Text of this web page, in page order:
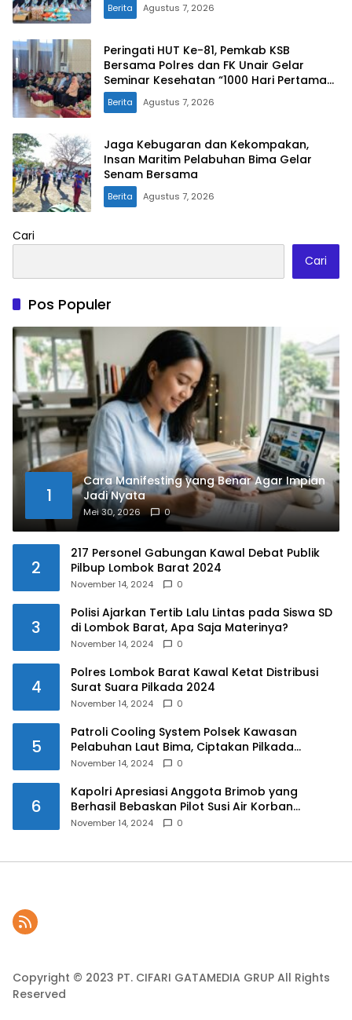
Berita Agustus 7, 2026
Peringati HUT Ke-81, Pemkab KSB
Bersama Polres dan FK Unair Gelar
Seminar Kesehatan “1000 Hari Pertama
Kehidupan”
Berita Agustus 7, 2026
Jaga Kebugaran dan Kekompakan,
Insan Maritim Pelabuhan Bima Gelar
Senam Bersama
Berita Agustus 7, 2026
Cari
Cari
Pos Populer
1
Cara Manifesting yang Benar Agar Impian
Jadi Nyata
Mei 30, 2026 0
2
217 Personel Gabungan Kawal Debat Publik
Pilbup Lombok Barat 2024
November 14, 2024 0
3
Polisi Ajarkan Tertib Lalu Lintas pada Siswa SD
di Lombok Barat, Apa Saja Materinya?
November 14, 2024 0
4
Polres Lombok Barat Kawal Ketat Distribusi
Surat Suara Pilkada 2024
November 14, 2024 0
5
Patroli Cooling System Polsek Kawasan
Pelabuhan Laut Bima, Ciptakan Pilkada
Serentak 2024 yang Aman dan Damai
November 14, 2024 0
6
Kapolri Apresiasi Anggota Brimob yang
Berhasil Bebaskan Pilot Susi Air Korban
Penyanderaan KKB
November 14, 2024 0
Copyright © 2023 PT. CIFARI GATAMEDIA GRUP All Rights
Reserved